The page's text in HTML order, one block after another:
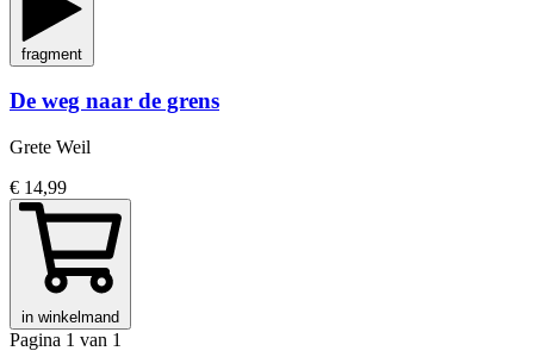
fragment
De weg naar de grens
Grete Weil
€ 14,99
in winkelmand
Pagina 1 van 1